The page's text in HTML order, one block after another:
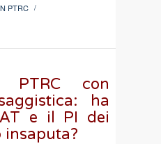
PTRC /
PTRC con
ha
e il PI dei
insaputa?